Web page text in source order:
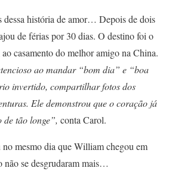
dessa história de amor… Depois de dois
de férias por 30 dias. O destino foi o
casamento do melhor amigo na China.
ao mandar “bom dia” e “boa
invertido, compartilhar fotos dos
Ele demonstrou que o coração já
de tão longe”, conta Carol.
mesmo dia que William chegou em
não se desgrudaram mais…